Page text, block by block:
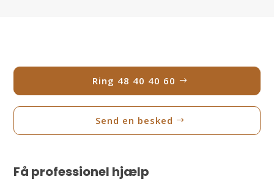
Ring 48 40 40 60
Send en besked
Få professionel hjælp